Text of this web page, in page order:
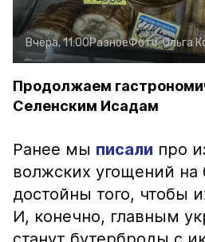
Вчера, 11:00РазноеФото:Ольга
Продолжаем
Селенским Исадам
Ранее мы писали про
волжских угощений на
достойны того, чтобы
И, конечно, главным